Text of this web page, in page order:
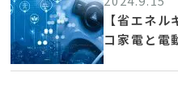
【省エネ
コ家電と電